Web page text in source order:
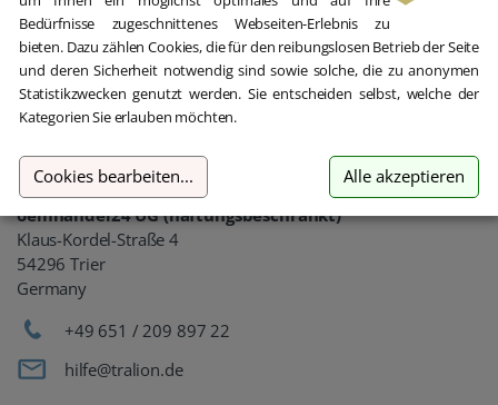
Gebrauchte Software kaufen
Aber sicher!
oemhandel24 UG (haftungsbeschränkt)
Klaus-Kordel-Straße 4
54296 Trier
Germany
+49 651 / 209 897 22
hilfe@tralion.de
Bedürfnisse zugeschnittenes Webseiten-Erlebnis zu
bieten. Dazu zählen Cookies, die für den reibungslosen Betrieb der Seite
und deren Sicherheit notwendig sind sowie solche, die zu anonymen
Statistikzwecken genutzt werden. Sie entscheiden selbst, welche der
Kategorien Sie erlauben möchten.
Cookies bearbeiten... Alle akzeptieren